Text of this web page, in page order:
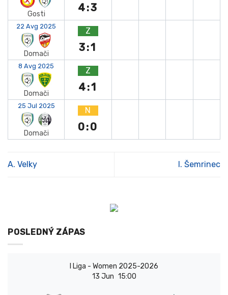
Gosti
4:3
22 Avg 2025
Domači
Z
3:1
8 Avg 2025
Domači
Z
4:1
25 Jul 2025
Domači
N
0:0
A. Velky I. Šemrinec
POSLEDNÝ ZÁPAS
I Liga - Women 2025-2026
13 Jun 15:00